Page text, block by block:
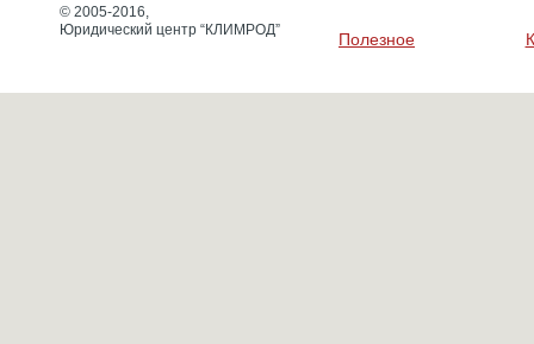
© 2005-2016,
Юридический центр “КЛИМРОД”
Полезное